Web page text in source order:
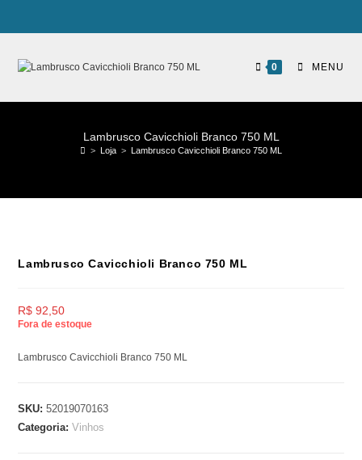
0 MENU
Lambrusco Cavicchioli Branco 750 ML
> Loja > Lambrusco Cavicchioli Branco 750 ML
Lambrusco Cavicchioli Branco 750 ML
R$ 92,50
Fora de estoque
Lambrusco Cavicchioli Branco 750 ML
SKU:52019070163
Categoria:Vinhos